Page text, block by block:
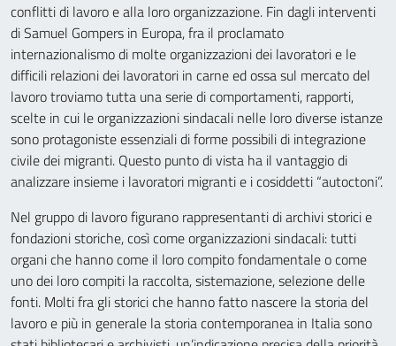
conflitti di lavoro e alla loro organizzazione. Fin dagli interventi
di Samuel Gompers in Europa, fra il proclamato
internazionalismo di molte organizzazioni dei lavoratori e le
difficili relazioni dei lavoratori in carne ed ossa sul mercato del
lavoro troviamo tutta una serie di comportamenti, rapporti,
scelte in cui le organizzazioni sindacali nelle loro diverse istanze
sono protagoniste essenziali di forme possibili di integrazione
civile dei migranti. Questo punto di vista ha il vantaggio di
analizzare insieme i lavoratori migranti e i cosiddetti “autoctoni”.
Nel gruppo di lavoro figurano rappresentanti di archivi storici e
fondazioni storiche, così come organizzazioni sindacali: tutti
organi che hanno come il loro compito fondamentale o come
uno dei loro compiti la raccolta, sistemazione, selezione delle
fonti. Molti fra gli storici che hanno fatto nascere la storia del
lavoro e più in generale la storia contemporanea in Italia sono